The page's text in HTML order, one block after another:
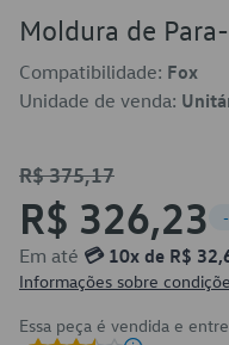
Moldura de
Compatibilidade: Fox
Unidade de venda:
R$ 375,17
R$ 326,23
Em até 💳 10x de R$
Informações sobre
Essa peça é vendida e